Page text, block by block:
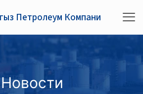
Петролеум Компани
Новости